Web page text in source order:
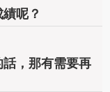
呢？
，那有需要再